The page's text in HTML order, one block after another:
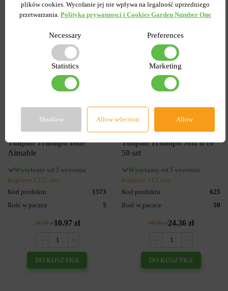
Tulipan Triumph Blue
Aimable
Wysyłamy od 5 września
Kupiony 1237 razy
Kod produktu
1573
Ilość w paczce
5
24.38 zł10.97 zł
DO KOSZYKA
Tulipan Triumph Mix 8/10
50 szt
Wysyłamy od 5 września
Kupiony 112 razy
Kod produktu
625
Ilość w paczce
50
60.90 zł24.36 zł
DO KOSZYKA
plików cookies. Wycofanie jej nie wpływa na legalność uprzedniego
przetwarzania. Polityka prywatnosci i Cookies Garden Number One
Necessary Preferences
Statistics Marketing
Disallow Allow selection Allow